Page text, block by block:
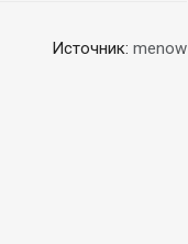
Источник: menow